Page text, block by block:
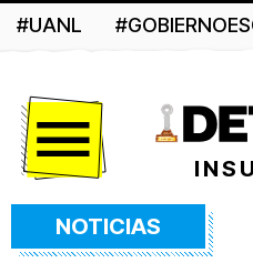
#UANL
NOTICIAS